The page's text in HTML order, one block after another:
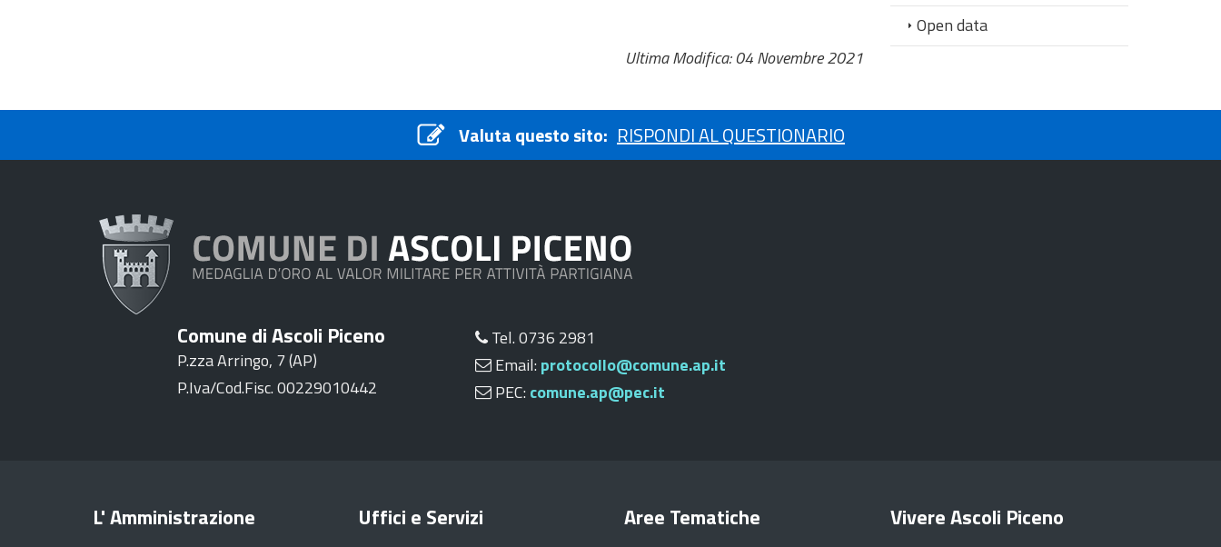
Open data
Ultima Modifica: 04 Novembre 2021
Valuta questo sito: RISPONDI AL QUESTIONARIO
Comune di Ascoli Piceno
P.zza Arringo, 7 (AP)
P.Iva/Cod.Fisc. 00229010442
Tel. 0736 2981
Email: protocollo@comune.ap.it
PEC: comune.ap@pec.it
L' Amministrazione Uffici e Servizi Aree Tematiche Vivere Ascoli Piceno